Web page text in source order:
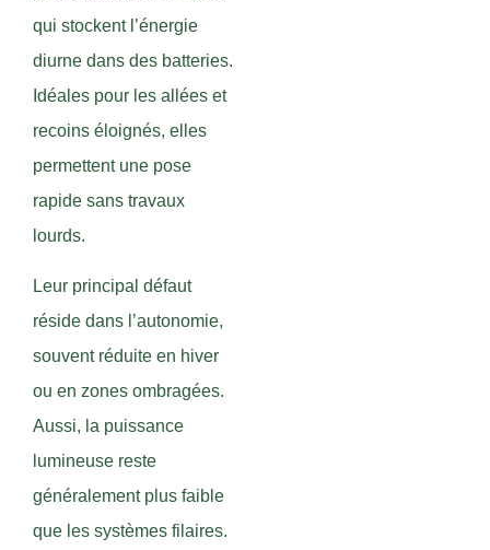
qui stockent l’énergie
diurne dans des batteries.
Idéales pour les allées et
recoins éloignés, elles
permettent une pose
rapide sans travaux
lourds.
Leur principal défaut
réside dans l’autonomie,
souvent réduite en hiver
ou en zones ombragées.
Aussi, la puissance
lumineuse reste
généralement plus faible
que les systèmes filaires.